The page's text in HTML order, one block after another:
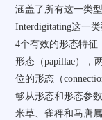
涵盖了所有这一类
Interdigitating这一
4个有效的形态特征
形态（papillae），
位的形态（
够从形态和形态参
米草、雀稗和马唐属